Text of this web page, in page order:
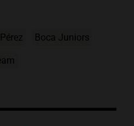
Boca Juniors